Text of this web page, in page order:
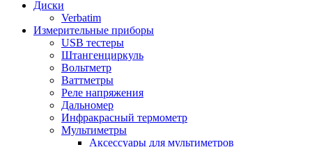
Диски
Verbatim
Измерительные приборы
USB тестеры
Штангенциркуль
Вольтметр
Ваттметры
Реле напряжения
Дальномер
Инфракрасный термометр
Мультиметры
Аксессуары для мультиметров